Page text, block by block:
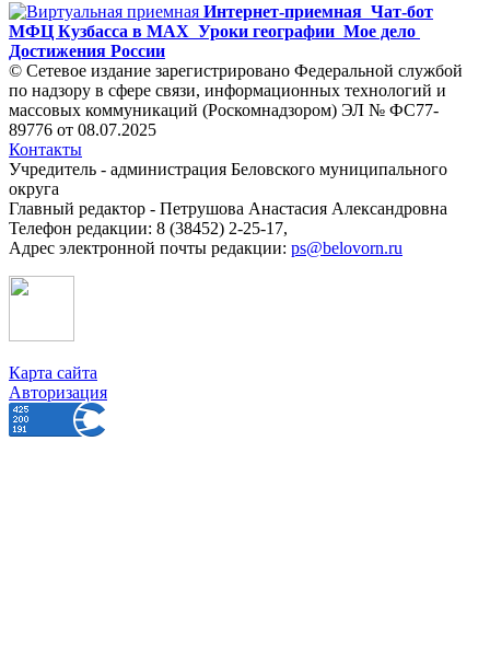
Интернет-приемная Чат-бот
МФЦ Кузбасса в MAX Уроки географии Мое дело
Достижения России
© Сетевое издание зарегистрировано Федеральной службой
по надзору в сфере связи, информационных технологий и
массовых коммуникаций (Роскомнадзором) ЭЛ № ФС77-
89776 от 08.07.2025
Контакты
Учредитель - администрация Беловского муниципального
округа
Главный редактор - Петрушова Анастасия Александровна
Телефон редакции: 8 (38452) 2-25-17,
Адрес электронной почты редакции: ps@belovorn.ru
Карта сайта
Авторизация